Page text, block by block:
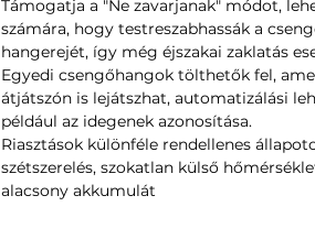
Támogatja a "Ne zavarjanak" módot,
számára, hogy testreszabhassák a
hangerejét, így még éjszakai zaklatás
Egyedi csengőhangok tölthetők fel,
átjátszón is lejátszhat, automatizálási
például az idegenek azonosítása.
Riasztások különféle rendellenes
szétszerelés, szokatlan külső
alacsony akkumulát